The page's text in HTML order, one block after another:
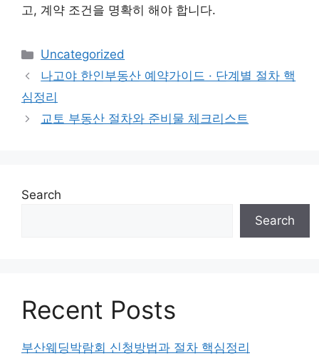
고, 계약 조건을 명확히 해야 합니다.
Categories
Uncategorized
나고야 한인부동산 예약가이드 · 단계별 절차 핵
심정리
교토 부동산 절차와 준비물 체크리스트
Search
Search
Recent Posts
부산웨딩박람회 신청방법과 절차 핵심정리